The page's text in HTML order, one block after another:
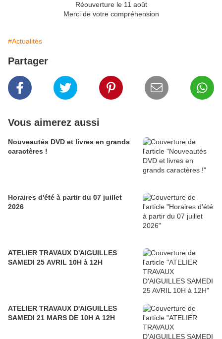
Réouverture le 11 août
Merci de votre compréhension
#Actualités
Partager
Vous aimerez aussi
Nouveautés DVD et livres en grands
caractères !
Horaires d'été à partir du 07 juillet
2026
ATELIER TRAVAUX D'AIGUILLES
SAMEDI 25 AVRIL 10H à 12H
ATELIER TRAVAUX D'AIGUILLES
SAMEDI 21 MARS DE 10H A 12H